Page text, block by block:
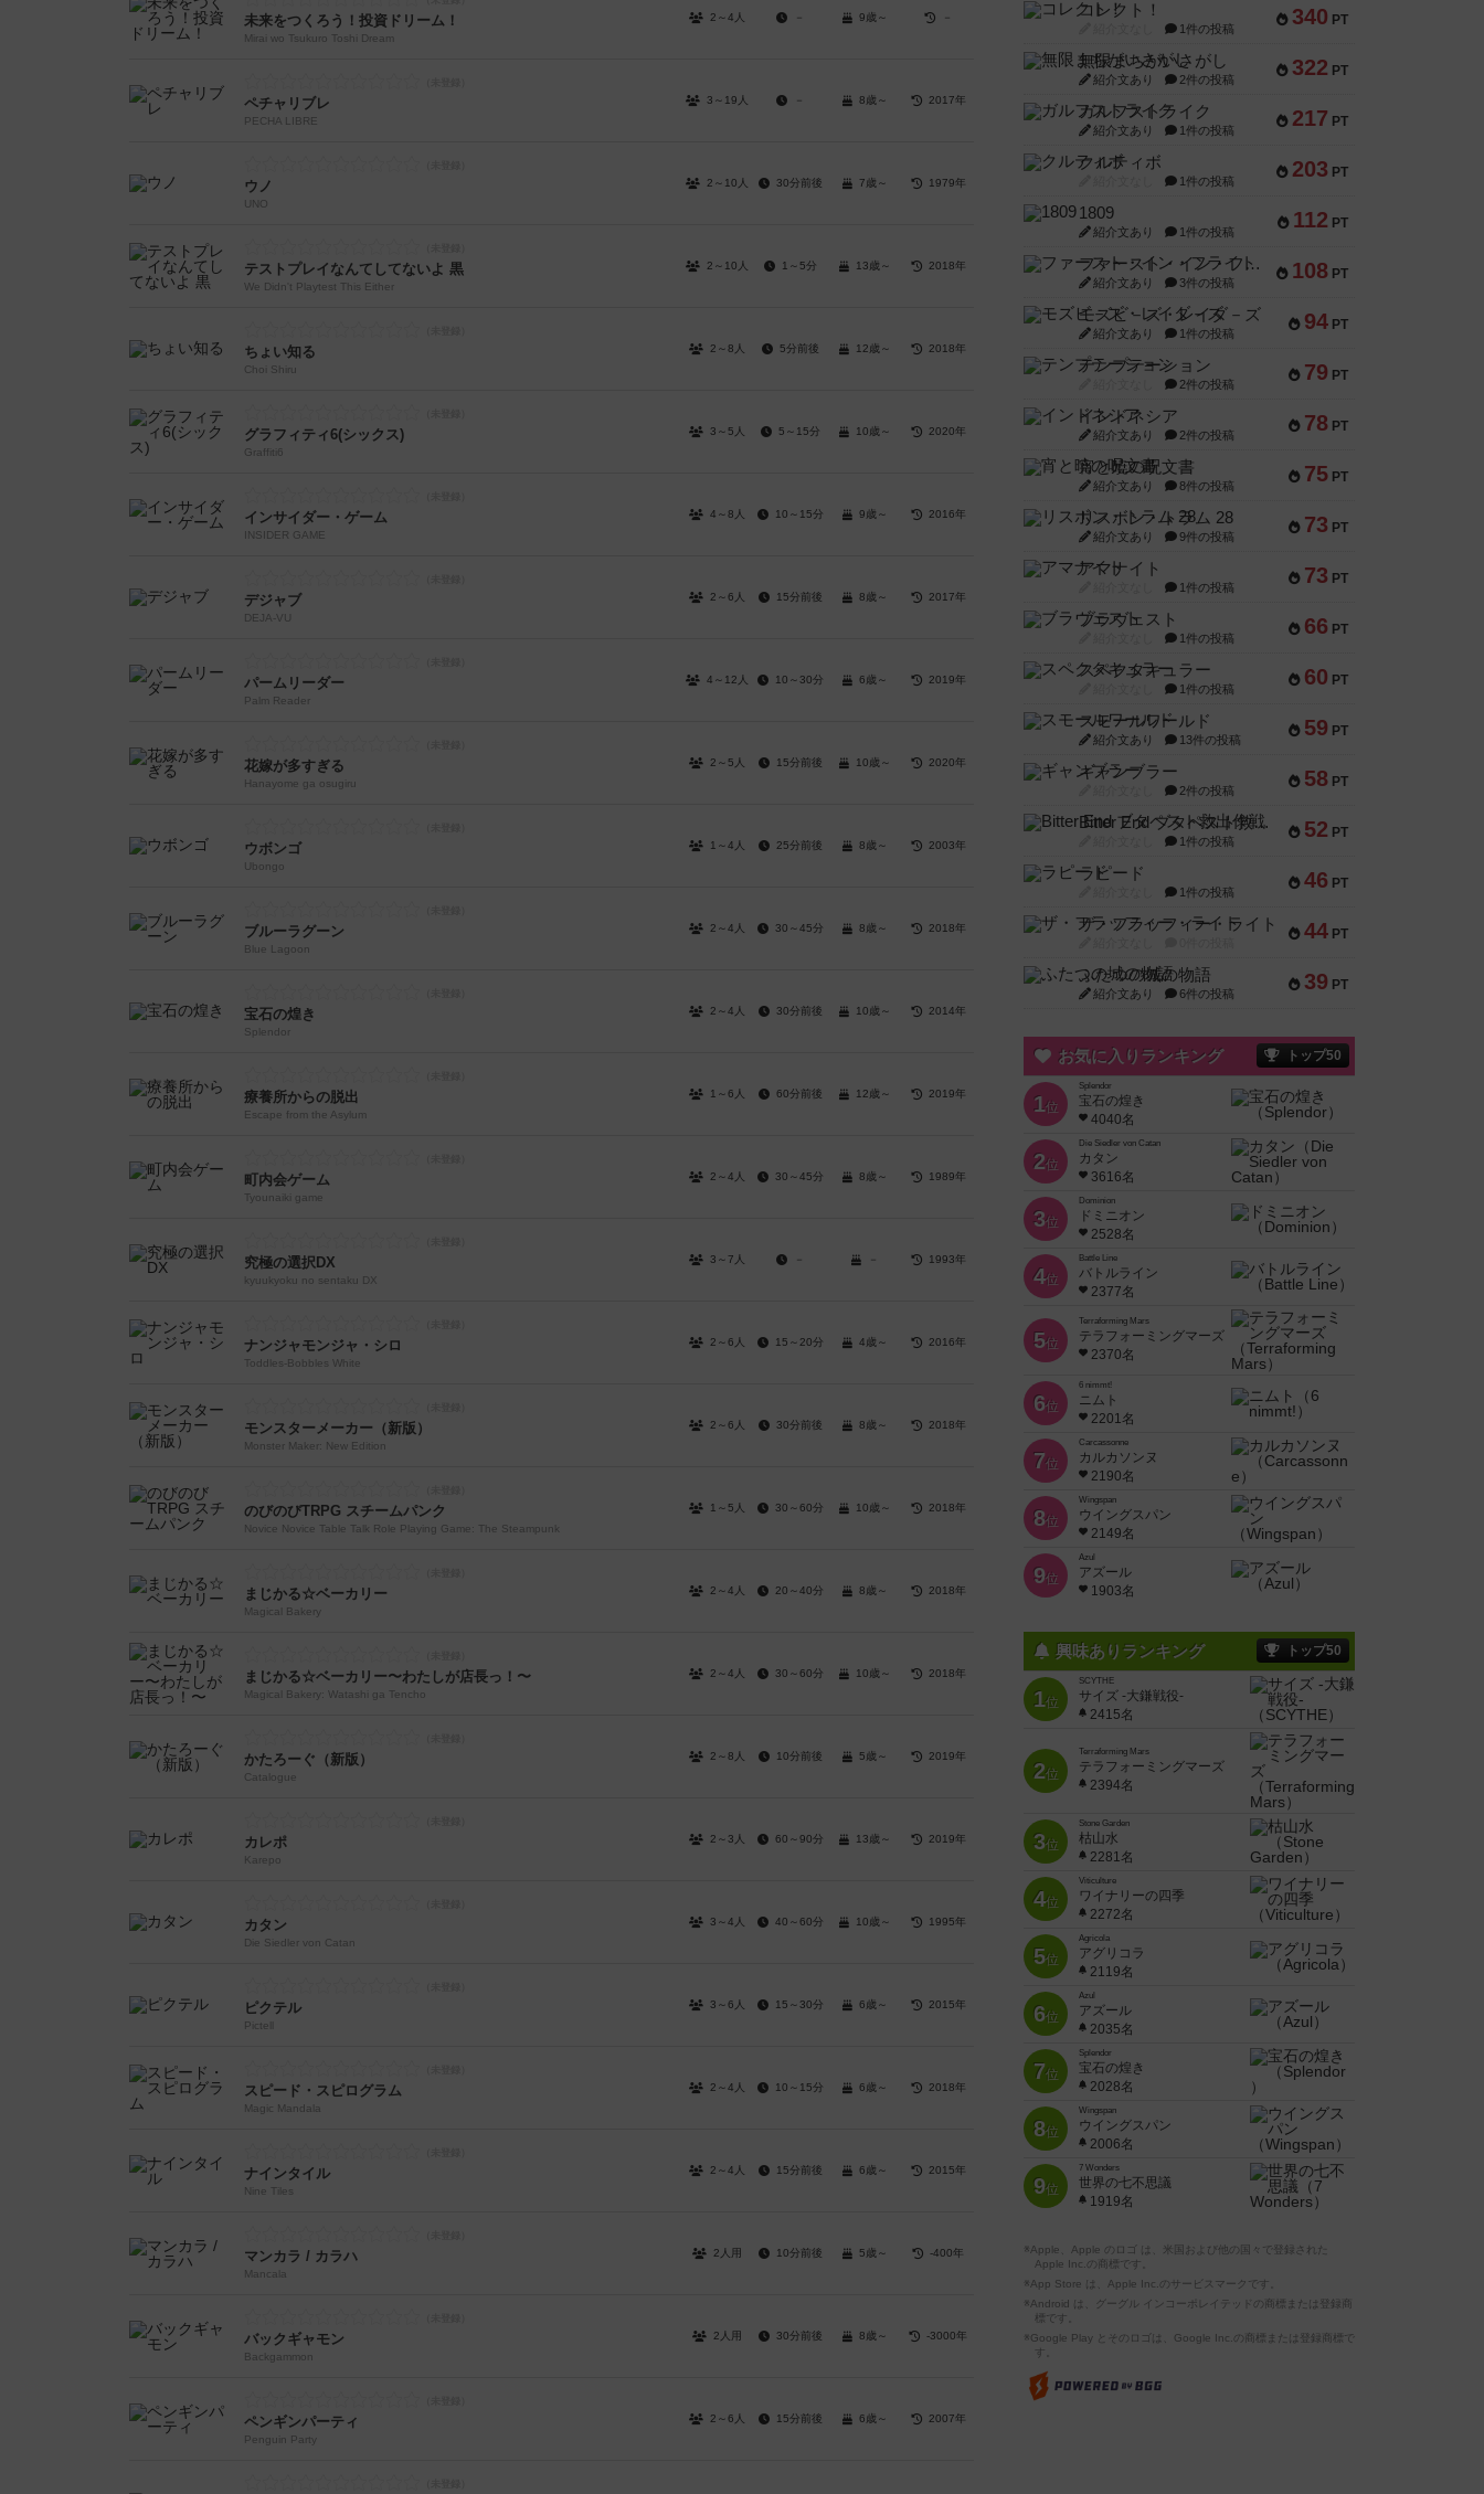
未来をつくろう！投資ドリーム！
Mirai wo Tsukuro Toshi Dream
2～4人 － 9歳～ －
ペチャリブレ
PECHA LIBRE
3～19人 － 8歳～ 2017年
ウノ
UNO
2～10人 30分前後 7歳～ 1979年
テストプレイなんてしてないよ 黒
We Didn't Playtest This Either
2～10人 1～5分 13歳～ 2018年
ちょい知る
Choi Shiru
2～8人 5分前後 12歳～ 2018年
グラフィティ6(シックス)
Graffiti6
3～5人 5～15分 10歳～ 2020年
インサイダー・ゲーム
INSIDER GAME
4～8人 10～15分 9歳～ 2016年
デジャブ
DEJA-VU
2～6人 15分前後 8歳～ 2017年
パームリーダー
Palm Reader
4～12人 10～30分 6歳～ 2019年
花嫁が多すぎる
Hanayome ga osugiru
2～5人 15分前後 10歳～ 2020年
ウボンゴ
Ubongo
1～4人 25分前後 8歳～ 2003年
ブルーラグーン
Blue Lagoon
2～4人 30～45分 8歳～ 2018年
宝石の煌き
Splendor
2～4人 30分前後 10歳～ 2014年
療養所からの脱出
Escape from the Asylum
1～6人 60分前後 12歳～ 2019年
町内会ゲーム
Tyounaiki game
2～4人 30～45分 8歳～ 1989年
究極の選択DX
kyuukyoku no sentaku DX
3～7人 － － 1993年
ナンジャモンジャ・シロ
Toddles-Bobbles White
2～6人 15～20分 4歳～ 2016年
モンスターメーカー（新版）
Monster Maker: New Edition
2～6人 30分前後 8歳～ 2018年
のびのびTRPG スチームパンク
Novice Novice Table Talk Role Playing Game: The Steampunk
1～5人 30～60分 10歳～ 2018年
まじかる☆ベーカリー
Magical Bakery
2～4人 20～40分 8歳～ 2018年
まじかる☆ベーカリー〜わたしが店長っ！〜
Magical Bakery: Watashi ga Tencho
2～4人 30～60分 10歳～ 2018年
かたろーぐ（新版）
Catalogue
2～8人 10分前後 5歳～ 2019年
カレポ
Karepo
2～3人 60～90分 13歳～ 2019年
カタン
Die Siedler von Catan
3～4人 40～60分 10歳～ 1995年
ピクテル
Pictell
3～6人 15～30分 6歳～ 2015年
スピード・スピログラム
Magic Mandala
2～4人 10～15分 6歳～ 2018年
ナインタイル
Nine Tiles
2～4人 15分前後 6歳～ 2015年
マンカラ / カラハ
Mancala
2人用 10分前後 5歳～ -400年
バックギャモン
Backgammon
2人用 30分前後 8歳～ -3000年
ペンギンパーティ
Penguin Party
2～6人 15分前後 6歳～ 2007年
340 PT
コレクト！
1件の投稿
322 PT
無限まちがいさがし
紹介文あり 2件の投稿
217 PT
ガルフストライク
紹介文あり 1件の投稿
203 PT
クルティボ
1件の投稿
112 PT
1809
紹介文あり 1件の投稿
108 PT
ファースト・イン・フライト
紹介文あり 3件の投稿
94 PT
モズビ－ズ・レイダ－ズ
紹介文あり 1件の投稿
79 PT
テンプテーション
2件の投稿
78 PT
インドネシア
紹介文あり 2件の投稿
75 PT
宵と暁の呪文書
紹介文あり 8件の投稿
73 PT
リスボン・トラム 28
紹介文あり 9件の投稿
73 PT
アマナイト
1件の投稿
66 PT
ブラヴェスト
1件の投稿
60 PT
スペクタキュラー
1件の投稿
59 PT
スモールワールド
紹介文あり 13件の投稿
58 PT
ギャンブラー
2件の投稿
52 PT
Bitter End ブタペスト救出作戦
1件の投稿
46 PT
ラピード
1件の投稿
44 PT
ザ・フラッフィー・ライト
39 PT
ふたつの城の物語
紹介文あり 6件の投稿
お気に入りランキング トップ50
1位
Splendor
宝石の煌き
4040名
2位
Die Siedler von Catan
カタン
3616名
3位
Dominion
ドミニオン
2528名
4位
Battle Line
バトルライン
2377名
5位
Terraforming Mars
テラフォーミングマーズ
2370名
6位
6 nimmt!
ニムト
2201名
7位
Carcassonne
カルカソンヌ
2190名
8位
Wingspan
ウイングスパン
2149名
9位
Azul
アズール
1903名
興味ありランキング トップ50
1位
SCYTHE
サイズ -大鎌戦役-
2415名
2位
Terraforming Mars
テラフォーミングマーズ
2394名
3位
Stone Garden
枯山水
2281名
4位
Viticulture
ワイナリーの四季
2272名
5位
Agricola
アグリコラ
2119名
6位
Azul
アズール
2035名
7位
Splendor
宝石の煌き
2028名
8位
Wingspan
ウイングスパン
2006名
9位
7 Wonders
世界の七不思議
1919名
※Apple、Apple のロゴ は、米国および他の国々で登録された
Apple Inc.の商標です。
※App Store は、Apple Inc.のサービスマークです。
※Android は、グーグル インコーポレイテッドの商標または登録商
標です。
※Google Play とそのロゴは、Google Inc.の商標または登録商標で
す。